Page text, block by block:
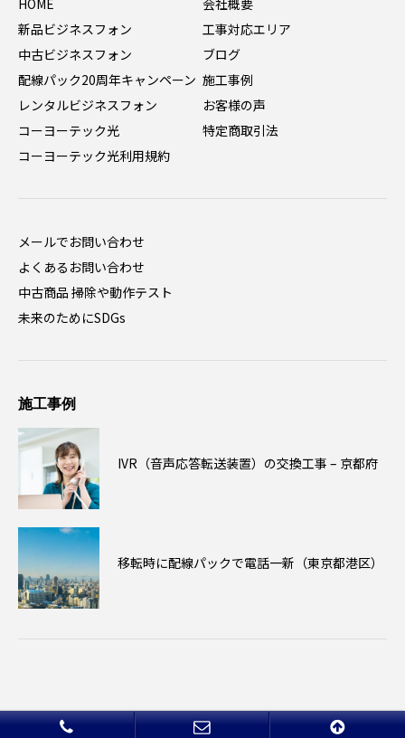
HOME
新品ビジネスフォン
中古ビジネスフォン
配線パック20周年キャンペーン
レンタルビジネスフォン
コーヨーテック光
コーヨーテック光利用規約
会社概要
工事対応エリア
ブログ
施工事例
お客様の声
特定商取引法
メールでお問い合わせ
よくあるお問い合わせ
中古商品 掃除や動作テスト
未来のためにSDGs
施工事例
IVR（音声応答転送装置）の交換工事 – 京都府
移転時に配線パックで電話一新（東京都港区）